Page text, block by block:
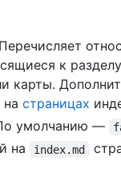
к
карты.
страницах
умолчанию —
на
index.md